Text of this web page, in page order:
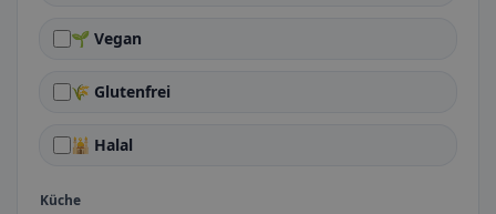
🌱 Vegan
🌾 Glutenfrei
🕌 Halal
Küche